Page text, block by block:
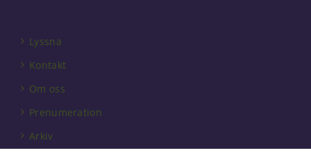
Lyssna
Kontakt
Om oss
Prenumeration
Arkiv